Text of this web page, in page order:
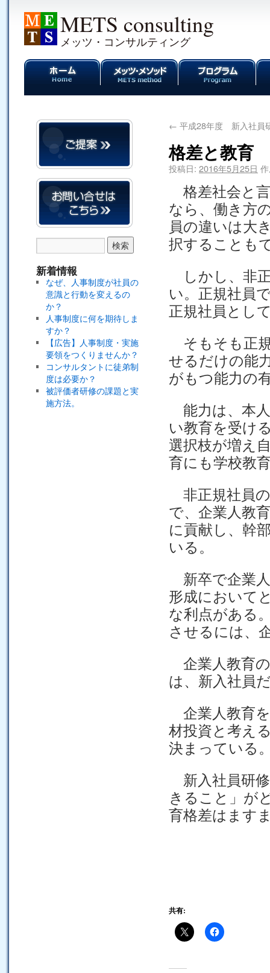
METS consulting
メッツ・コンサルティング
新着情報
なぜ、人事制度が社員の
意識と行動を変えるの
か？
人事制度に何を期待しま
すか？
【広告】人事制度・実施
要領をつくりませんか？
コンサルタントに徒弟制
度は必要か？
被評価者研修の課題と実
施方法。
← 平成28年度 新入社
格差と教育
投稿日: 2016年5月25日
格差社会と
なら、働き方
員の違いは大
択することも
しかし、非
い。正規社員
正規社員とし
そもそも正
せるだけの能
がもつ能力の
能力は、本
い教育を受け
選択枝が増え
育にも学校教
非正規社員
で、企業人教
に貢献し、幹
いる。
新卒で企業
形成において
な利点がある
させるには、
企業人教育
は、新入社員
企業人教育
材投資と考え
決まっている
新入社員研
きること」が
育格差はます
共有: